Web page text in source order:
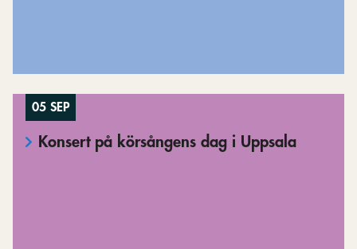
05 SEP
Konsert på körsångens dag i Uppsala